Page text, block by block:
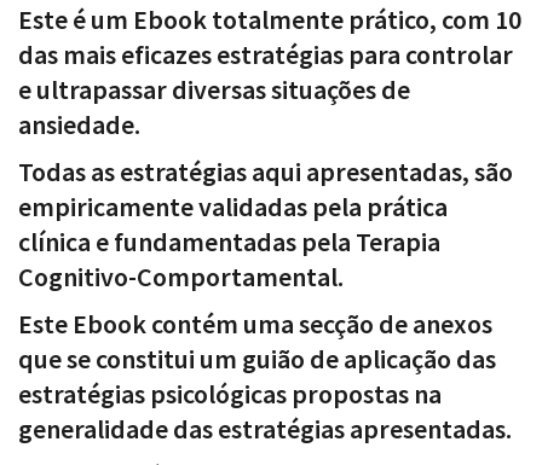
Este é um Ebook totalmente prático, com 10
das mais eficazes estratégias para controlar
e ultrapassar diversas situações de
ansiedade.
Todas as estratégias aqui apresentadas, são
empiricamente validadas pela prática
clínica e fundamentadas pela Terapia
Cognitivo-Comportamental.
Este Ebook contém uma secção de anexos
que se constitui um guião de aplicação das
estratégias psicológicas propostas na
generalidade das estratégias apresentadas.